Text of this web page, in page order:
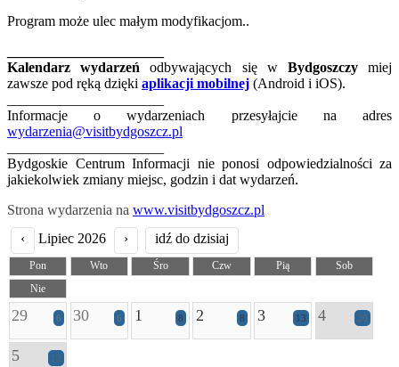
Program może ulec małym modyfikacjom..
Kalendarz wydarzeń odbywających się w Bydgoszczymiej
zawsze pod ręką dzięki aplikacji mobilnej (Android i iOS).
Informacje o wydarzeniach przesyłajcie na adres
wydarzenia@visitbydgoszcz.pl
Bydgoskie Centrum Informacji nie ponosi odpowiedzialności za
jakiekolwiek zmiany miejsc, godzin i dat wydarzeń.
Strona wydarzenia na www.visitbydgoszcz.pl
‹
Lipiec 2026 › idź do dzisiaj
Pon Wto Śro Czw Pią
Sob
Nie
29 6 30 6 1 8 2 8 3 13 4 20
5 12